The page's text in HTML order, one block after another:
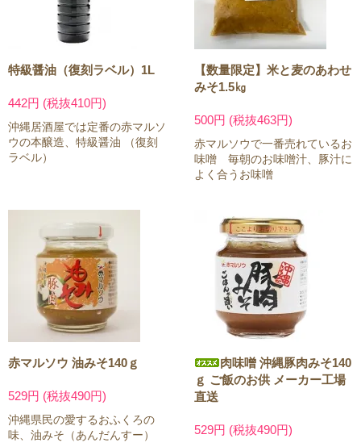
特級醤油（復刻ラベル）1L
442円 (税抜410円)
沖縄居酒屋では定番の赤マルソ
ウの本醸造、特級醤油 （復刻
ラベル）
【数量限定】米と麦のあわせ
みそ1.5㎏
500円 (税抜463円)
赤マルソウで一番売れているお
味噌 毎朝のお味噌汁、豚汁に
よく合うお味噌
赤マルソウ 油みそ140ｇ
529円 (税抜490円)
沖縄県民の愛するおふくろの
味、油みそ（あんだんすー）
肉味噌 沖縄豚肉みそ140
ｇ ご飯のお供 メーカー工場
直送
529円 (税抜490円)